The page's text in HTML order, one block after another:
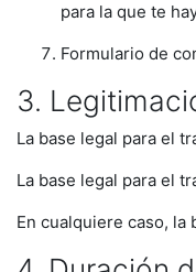
para la que te
Formulario de
3.
La base legal para el
La base legal para el
En cualquiere caso,